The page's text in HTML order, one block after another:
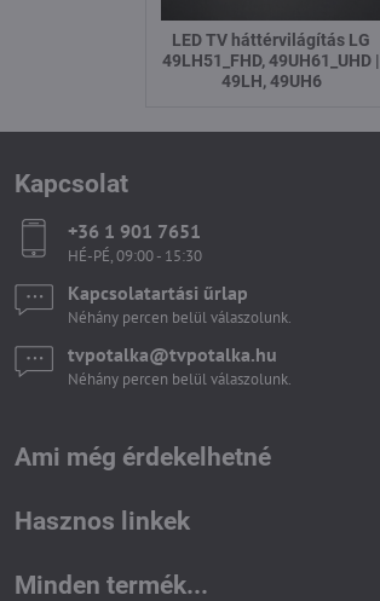
LED TV háttérvilágítás LG
49LH51_FHD, 49UH61_UHD |
49LH, 49UH6
Kapcsolat
+36 1 901 7651
HÉ-PÉ, 09:00 - 15:30
Kapcsolatartási űrlap
Néhány percen belül válaszolunk.
tvpotalka​@tvpotalka​.hu
Néhány percen belül válaszolunk.
Ami még érdekelhetné
Hasznos linkek
Minden termék...